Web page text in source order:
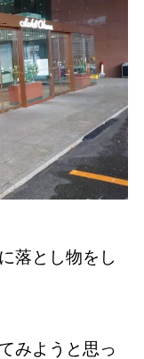
落とし物をし
みようと思っ